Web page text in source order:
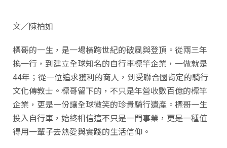
文／陳柏如
標哥的一生，是一場橫跨世紀的破風與登頂。從兩三年
換一行，到建立全球知名的自行車標竿企業，一做就是
44年；從一位追求獲利的商人，到受聯合國肯定的騎行
文化傳教士。標哥留下的，不只是年營收數百億的標竿
企業，更是一份讓全球微笑的珍貴騎行遺產。標哥一生
投入自行車，始終相信這不只是一門事業，更是一種值
得用一輩子去熱愛與實踐的生活信仰。